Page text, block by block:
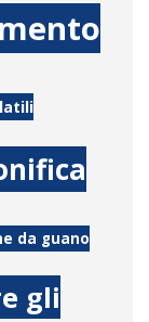
da guano
gli